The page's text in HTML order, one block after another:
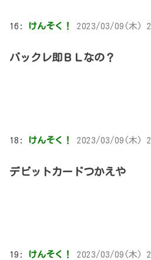
16: けんそく！ 2023/03/09(木)
バックレ即ＢＬなの？
18: けんそく！ 2023/03/09(木)
デビットカードつかえや
19: けんそく！ 2023/03/09(木)